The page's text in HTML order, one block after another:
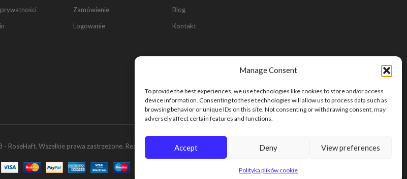
Manage Consent
To provide the best experiences, we use technologies like cookies to store and/or access
device information. Consenting to these technologies will allow us to process data such as
browsing behavior or unique IDs on this site. Not consenting or withdrawing consent, may
adversely affect certain features and functions.
Accept Deny View preferences
Polityka plików cookie
Zamówienie
Logowanie
Blog
Kontakt
RoseHaft. Wszelkie prawa zastrzeżone. Realizacje: ROAN24